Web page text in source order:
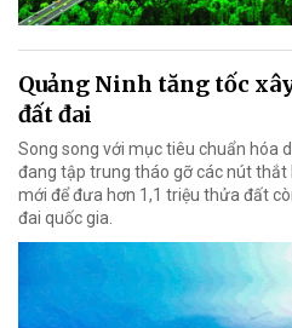
Quảng Ninh tăng tốc
đất đai
Song song với mục tiêu chuẩn hóa
đang tập trung tháo gỡ các nút
mới để đưa hơn 1,1 triệu thửa đất
đai quốc gia.